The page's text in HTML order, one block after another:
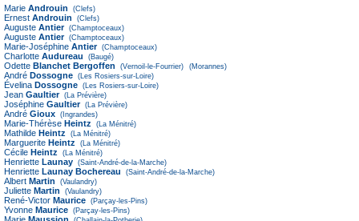
Marie Androuin (Clefs)
Ernest Androuin (Clefs)
Auguste Antier (Champtoceaux)
Auguste Antier (Champtoceaux)
Marie-Joséphine Antier (Champtoceaux)
Charlotte Audureau (Baugé)
Odette Blanchet Bergoffen (Vernoil-le-Fourrier) (Morannes)
André Dossogne (Les Rosiers-sur-Loire)
Évelina Dossogne (Les Rosiers-sur-Loire)
Jean Gaultier (La Prévière)
Joséphine Gaultier (La Prévière)
André Gioux (Ingrandes)
Marie-Thérèse Heintz (La Ménitré)
Mathilde Heintz (La Ménitré)
Marguerite Heintz (La Ménitré)
Cécile Heintz (La Ménitré)
Henriette Launay (Saint-André-de-la-Marche)
Henriette Launay Bochereau (Saint-André-de-la-Marche)
Albert Martin (Vaulandry)
Juliette Martin (Vaulandry)
René-Victor Maurice (Parçay-les-Pins)
Yvonne Maurice (Parçay-les-Pins)